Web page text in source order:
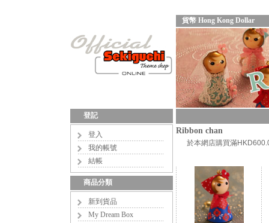
貨幣 Hong Kong Dollar
登記
登入
我的帳號
結帳
商品分類
新到貨品
My Dream Box
Ribbon chan
於本網店購買滿